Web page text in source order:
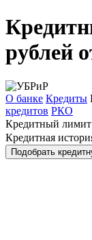
рублей
О банке Кредиты
кредитов РКО
Кредитный лимит
Кредитная
Подобрать